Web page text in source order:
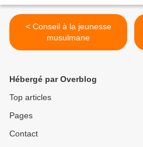
< Conseil à la jeunesse
musulmane
Hébergé par Overblog
Top articles
Pages
Contact